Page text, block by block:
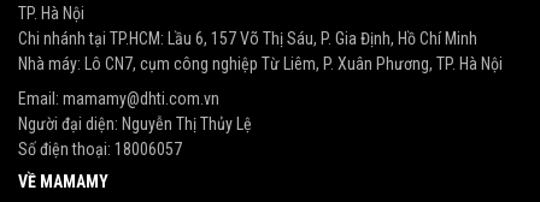
TP. Hà Nội
Chi nhánh tại TP.HCM: Lầu 6, 157 Võ Thị Sáu, P. Gia Định, Hồ Chí Minh
Nhà máy: Lô CN7, cụm công nghiệp Từ Liêm, P. Xuân Phương, TP. Hà Nội
Email: mamamy@dhti.com.vn
Người đại diện: Nguyễn Thị Thủy Lệ
Số điện thoại: 18006057
VỀ MAMAMY